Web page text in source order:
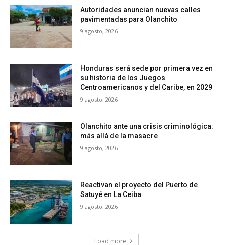
Autoridades anuncian nuevas calles
pavimentadas para Olanchito
9 agosto, 2026
Honduras será sede por primera vez en
su historia de los Juegos
Centroamericanos y del Caribe, en 2029
9 agosto, 2026
Olanchito ante una crisis criminológica:
más allá de la masacre
9 agosto, 2026
Reactivan el proyecto del Puerto de
Satuyé en La Ceiba
9 agosto, 2026
Load more